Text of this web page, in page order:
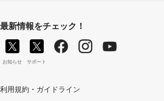
最新情報をチェック！
お知らせ サポート
利用規約・ガイドライン